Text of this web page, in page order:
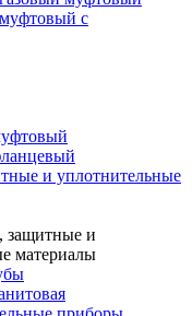
с
и уплотнительные
защитные и
материалы